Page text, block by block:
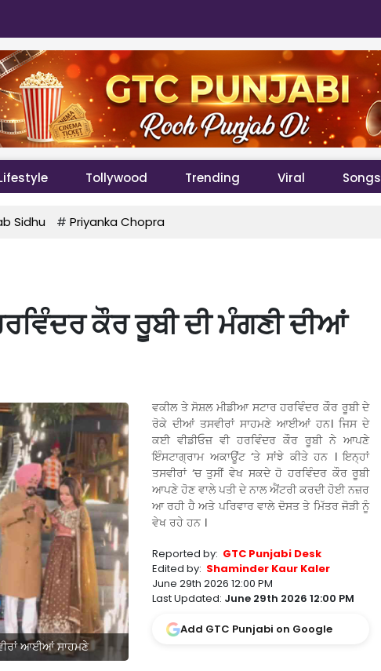
Tollywood Trending Viral Songs
Sidhu # Priyanka Chopra
ਕੌਰ ਰੂਬੀ ਦੀ ਮੰਗਣੀ ਦੀਆਂ
ਆਈਆਂ ਸਾਹਮਣੇ
ਵਕੀਲ ਤੇ ਸੋਸ਼ਲ ਮੀਡੀਆ ਸਟਾਰ ਹਰਵਿੰਦਰ ਕੌਰ ਰੂਬੀ ਦੇ
ਰੋਕੇ ਦੀਆਂ ਤਸਵੀਰਾਂ ਸਾਹਮਣੇ ਆਈਆਂ ਹਨ। ਜਿਸ ਦੇ
ਕਈ ਵੀਡੀਓਜ਼ ਵੀ ਹਰਵਿੰਦਰ ਕੌਰ ਰੂਬੀ ਨੇ ਆਪਣੇ
ਇੰਸਟਾਗ੍ਰਾਮ ਅਕਾਊਂਟ ‘ਤੇ ਸਾਂਝੇ ਕੀਤੇ ਹਨ । ਇਨ੍ਹਾਂ
ਤਸਵੀਰਾਂ ‘ਚ ਤੁਸੀਂ ਵੇਖ ਸਕਦੇ ਹੋ ਹਰਵਿੰਦਰ ਕੌਰ ਰੂਬੀ
ਆਪਣੇ ਹੋਣ ਵਾਲੇ ਪਤੀ ਦੇ ਨਾਲ ਐਂਟਰੀ ਕਰਦੀ ਹੋਈ ਨਜ਼ਰ
ਆ ਰਹੀ ਹੈ ਅਤੇ ਪਰਿਵਾਰ ਵਾਲੇ ਦੋਸਤ ਤੇ ਮਿੱਤਰ ਜੋੜੀ ਨੂੰ
ਵੇਖ ਰਹੇ ਹਨ ।
Reported by: GTC Punjabi Desk
Edited by: Shaminder Kaur Kaler
June 29th 2026 12:00 PM
Last Updated: June 29th 2026 12:00 PM
Add GTC Punjabi on Google